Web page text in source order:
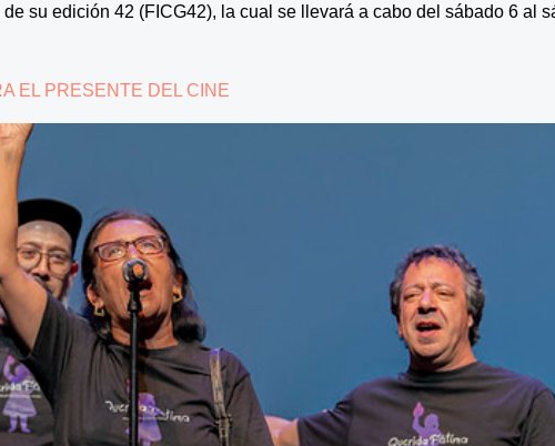
su edición 42 (FICG42), la cual se llevará a cabo del sábado 6 al
EL PRESENTE DEL CINE